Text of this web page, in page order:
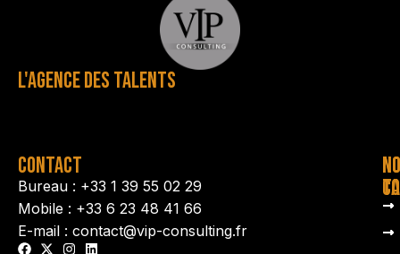
L'AGENCE DES TALENTS
CONTACT
Bureau : +33 1 39 55 02 29
Mobile : +33 6 23 48 41 66
E-mail : contact@vip-consulting.fr